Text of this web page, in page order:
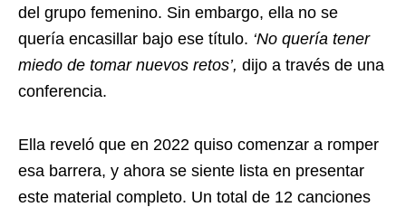
del grupo femenino. Sin embargo, ella no se
quería encasillar bajo ese título. ‘No quería tener
miedo de tomar nuevos retos’, dijo a través de una
conferencia.
Ella reveló que en 2022 quiso comenzar a romper
esa barrera, y ahora se siente lista en presentar
este material completo. Un total de 12 canciones